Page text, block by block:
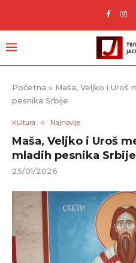
Početna » Maša, Veljko i Uroš
pesnika Srbije
Kultura Najnovije
Maša, Veljko i Uroš
mladih pesnika Srbije
25/01/2026